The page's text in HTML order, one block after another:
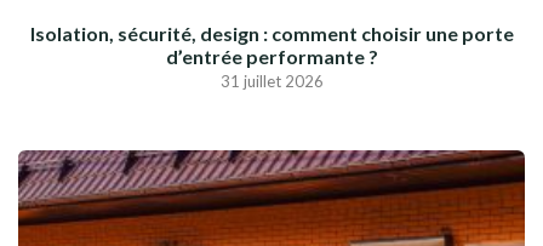
Isolation, sécurité, design : comment choisir une porte
d’entrée performante ?
31 juillet 2026